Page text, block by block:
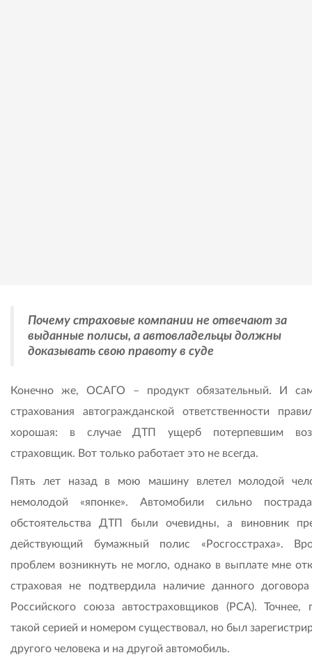
Почему страховые компании не отвечают за
выданные полисы, а автовладельцы должны
доказывать свою правоту в суде
Конечно же, ОСАГО – продукт обязательный. И
страхования автогражданской ответственности
хорошая: в случае ДТП ущерб потерпевшим
страховщик. Вот только работает это не всегда.
Пять лет назад в мою машину влетел молодой
немолодой «японке». Автомобили сильно
обстоятельства ДТП были очевидны, а виновник
действующий бумажный полис «Росгосстраха».
проблем возникнуть не могло, однако в выплате мне
страховая не подтвердила наличие данного
Российского союза автостраховщиков (РСА). Точнее,
такой серией и номером существовал, но был
другого человека и на другой автомобиль.